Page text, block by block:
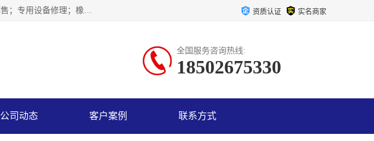
天津永腾气体销售有限公司成立于2020年，注册地位于天津市滨海新区。经营范围包括：专用化学产品销售；专用设备修理；橡胶制品销售；气体压缩机械销售；特种设备销售；仪器仪表销售；机械设备租赁；五金产品批发；食品添加剂销售等，主要供应：氧气、乙炔、氮气、氩气、氢气、氦气、液氨、液氮、一氧化碳、二氧化碳等，各种工业气体，高纯气体，食品级气体。 资质认证 实名商家
全国服务咨询热线:
18502675330
公司动态 客户案例 联系方式